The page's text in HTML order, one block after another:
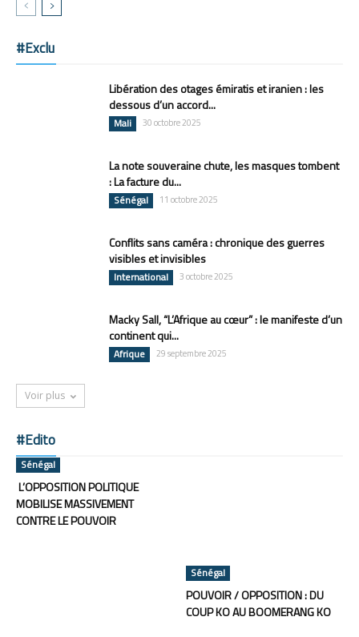
#Exclu
Libération des otages émiratis et iranien : les
dessous d’un accord...
Mali 30 octobre 2025
La note souveraine chute, les masques tombent
: La facture du...
Sénégal 11 octobre 2025
Conflits sans caméra : chronique des guerres
visibles et invisibles
International 3 octobre 2025
Macky Sall, “L’Afrique au cœur” : le manifeste d’un
continent qui...
Afrique 29 septembre 2025
Voir plus
#Edito
Sénégal
L’OPPOSITION POLITIQUE
MOBILISE MASSIVEMENT
CONTRE LE POUVOIR
Sénégal
POUVOIR / OPPOSITION : DU
COUP KO AU BOOMERANG KO